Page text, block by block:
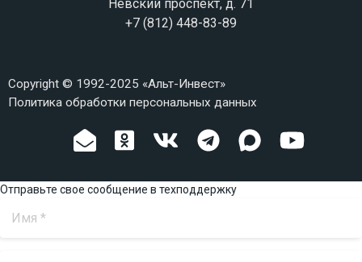
Невский проспект, д. 71
+7 (812) 448-83-89
Copyright © 1992-2025 «Альт-Инвест»
Политика обработки персональных данных
Отправьте свое сообщение в техподдержку